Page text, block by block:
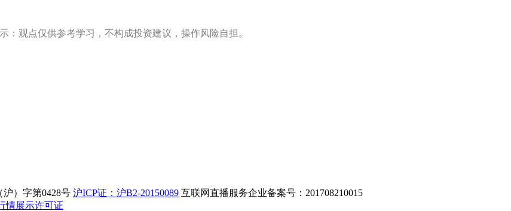
：观点仅供参考学习，不构成投资建议，操作风险自担。
）字第0428号 沪ICP证：沪B2-20150089 互联网直播服务企业备案号：201708210015
情展示许可证